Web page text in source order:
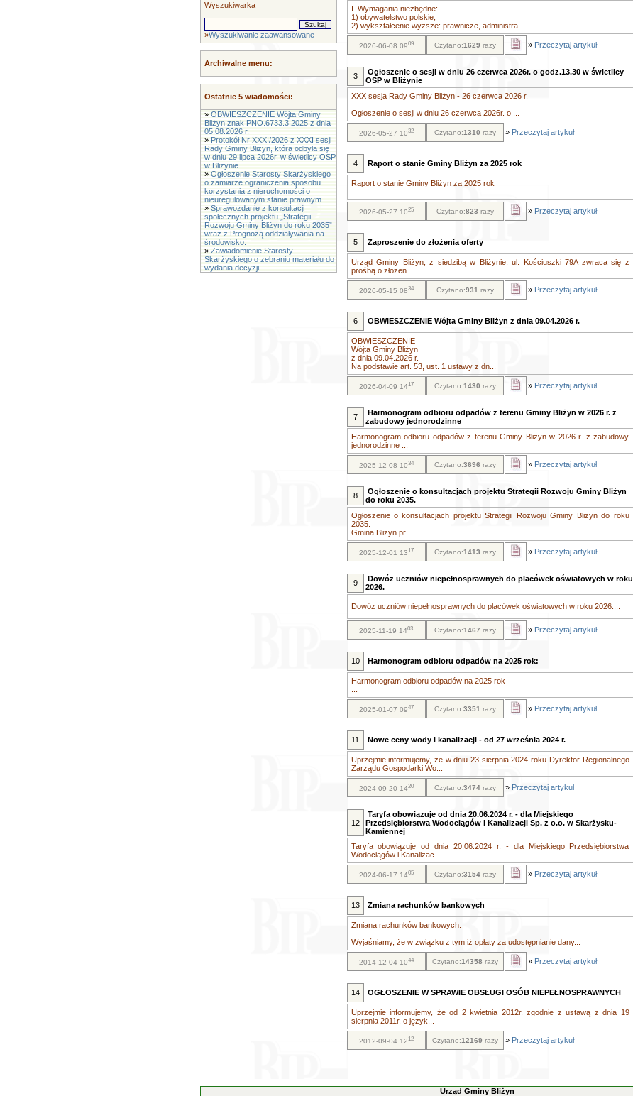
Wyszukiwarka
»Wyszukiwanie zaawansowane
Archiwalne menu:
Ostatnie 5 wiadomości:
» OBWIESZCZENIE Wójta Gminy
Bliżyn znak PNO.6733.3.2025 z dnia
05.08.2026 r.
» Protokół Nr XXXI/2026 z XXXI sesji
Rady Gminy Bliżyn, która odbyła się
w dniu 29 lipca 2026r. w świetlicy OSP
w Bliżynie.
» Ogłoszenie Starosty Skarżyskiego
o zamiarze ograniczenia sposobu
korzystania z nieruchomości o
nieuregulowanym stanie prawnym
» Sprawozdanie z konsultacji
społecznych projektu „Strategii
Rozwoju Gminy Bliżyn do roku 2035”
wraz z Prognozą oddziaływania na
środowisko.
» Zawiadomienie Starosty
Skarżyskiego o zebraniu materiału do
wydania decyzji
I. Wymagania niezbędne:
1) obywatelstwo polskie,
2) wykształcenie wyższe: prawnicze, administra...
2026-06-08 0909 Czytano:1629 razy » Przeczytaj artykuł
3
Ogłoszenie o sesji w dniu 26 czerwca 2026r. o godz.13.30 w świetlicy
OSP w Bliżynie
XXX sesja Rady Gminy Bliżyn - 26 czerwca 2026 r.
Ogłoszenie o sesji w dniu 26 czerwca 2026r. o ...
2026-05-27 1032 Czytano:1310 razy » Przeczytaj artykuł
4 Raport o stanie Gminy Bliżyn za 2025 rok
Raport o stanie Gminy Bliżyn za 2025 rok
2026-05-27 1025 Czytano:823 razy » Przeczytaj artykuł
5 Zaproszenie do złożenia oferty
Urząd Gminy Bliżyn, z siedzibą w Bliżynie, ul. Kościuszki 79A zwraca się z
prośbą o złożen...
2026-05-15 0834 Czytano:931 razy » Przeczytaj artykuł
6 OBWIESZCZENIE Wójta Gminy Bliżyn z dnia 09.04.2026 r.
OBWIESZCZENIE
Wójta Gminy Bliżyn
z dnia 09.04.2026 r.
Na podstawie art. 53, ust. 1 ustawy z dn...
2026-04-09 1417 Czytano:1430 razy » Przeczytaj artykuł
7
Harmonogram odbioru odpadów z terenu Gminy Bliżyn w 2026 r. z
zabudowy jednorodzinne
Harmonogram odbioru odpadów z terenu Gminy Bliżyn w 2026 r. z zabudowy
jednorodzinne ...
2025-12-08 1034 Czytano:3696 razy » Przeczytaj artykuł
8
Ogłoszenie o konsultacjach projektu Strategii Rozwoju Gminy Bliżyn
do roku 2035.
Ogłoszenie o konsultacjach projektu Strategii Rozwoju Gminy Bliżyn do roku
2035.
Gmina Bliżyn pr...
2025-12-01 1317 Czytano:1413 razy » Przeczytaj artykuł
9
Dowóz uczniów niepełnosprawnych do placówek oświatowych w roku
2026.
Dowóz uczniów niepełnosprawnych do placówek oświatowych w roku 2026....
2025-11-19 1403 Czytano:1467 razy » Przeczytaj artykuł
10 Harmonogram odbioru odpadów na 2025 rok:
Harmonogram odbioru odpadów na 2025 rok
2025-01-07 0947 Czytano:3351 razy » Przeczytaj artykuł
11 Nowe ceny wody i kanalizacji - od 27 września 2024 r.
Uprzejmie informujemy, że w dniu 23 sierpnia 2024 roku Dyrektor Regionalnego
Zarządu Gospodarki Wo...
2024-09-20 1420 Czytano:3474razy » Przeczytaj artykuł
12
Taryfa obowiązuje od dnia 20.06.2024 r. - dla Miejskiego
Przedsiębiorstwa Wodociągów i Kanalizacji Sp. z o.o. w Skarżysku-
Kamiennej
Taryfa obowiązuje od dnia 20.06.2024 r. - dla Miejskiego Przedsiębiorstwa
Wodociągów i Kanalizac...
2024-06-17 1405 Czytano:3154razy » Przeczytaj artykuł
13 Zmiana rachunków bankowych
Zmiana rachunków bankowych.
Wyjaśniamy, że w związku z tym iż opłaty za udostępnianie dany...
2014-12-04 1044 Czytano:14358 razy » Przeczytaj artykuł
14 OGŁOSZENIE W SPRAWIE OBSŁUGI OSÓB NIEPEŁNOSPRAWNYCH
Uprzejmie informujemy, że od 2 kwietnia 2012r. zgodnie z ustawą z dnia 19
sierpnia 2011r. o język...
2012-09-04 1212 Czytano:12169 razy » Przeczytaj artykuł
Urząd Gminy Bliżyn